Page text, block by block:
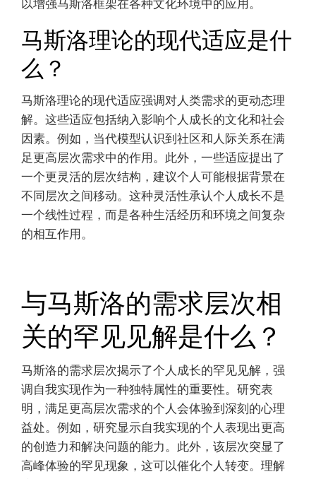
以增强马斯洛框架在各种文化环境中的应用。
马斯洛理论的现代适应是什
么？
马斯洛理论的现代适应强调对人类需求的更动态理
解。这些适应包括纳入影响个人成长的文化和社会
因素。例如，当代模型认识到社区和人际关系在满
足更高层次需求中的作用。此外，一些适应提出了
一个更灵活的层次结构，建议个人可能根据背景在
不同层次之间移动。这种灵活性承认个人成长不是
一个线性过程，而是各种生活经历和环境之间复杂
的相互作用。
与马斯洛的需求层次相
关的罕见见解是什么？